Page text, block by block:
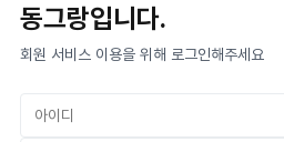
동그랑입니다.
회원 서비스 이용을 위해 로그인해주세요